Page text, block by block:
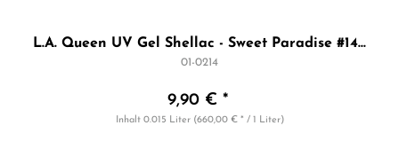
L.A. Queen UV Gel Shellac - Sweet Paradise #14...
01-0214
9,90 € *
Inhalt 0.015 Liter (660,00 € * / 1 Liter)